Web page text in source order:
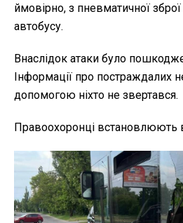
ймовірно, з пневматичної
автобусу.
Внаслідок атаки було
Інформації про постраждалих
допомогою ніхто не звертався.
Правоохоронці встановлюють